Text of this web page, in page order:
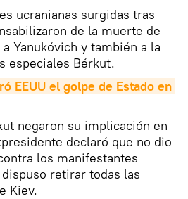
ucranianas surgidas tras
de la muerte de
Yanukóvich y también a la
especiales Bérkut.
EEUU el golpe de Estado en
negaron su implicación en
declaró que no dio
los manifestantes
retirar todas las
Kiev.